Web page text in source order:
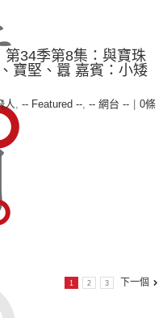
第34季第8集：與寶珠
寶堅、囂 嘉賓：小矮
人, -- Featured --, -- 網台 --
0條
1 2 3 下一個